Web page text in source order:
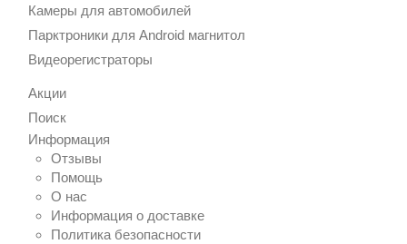
Камеры для автомобилей
Парктроники для Android магнитол
Видеорегистраторы
Акции
Поиск
Информация
Отзывы
Помощь
О нас
Информация о доставке
Политика безопасности